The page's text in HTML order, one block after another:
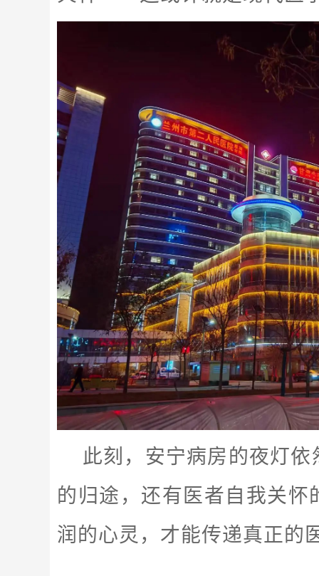
此刻，安宁病房的夜灯
的归途，还有医者自我关
润的心灵，才能传递真正的